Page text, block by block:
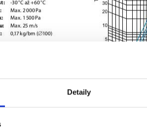
Detaily